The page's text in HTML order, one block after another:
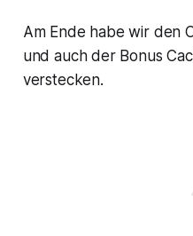
Am Ende habe wir den
und auch der Bonus
verstecken.